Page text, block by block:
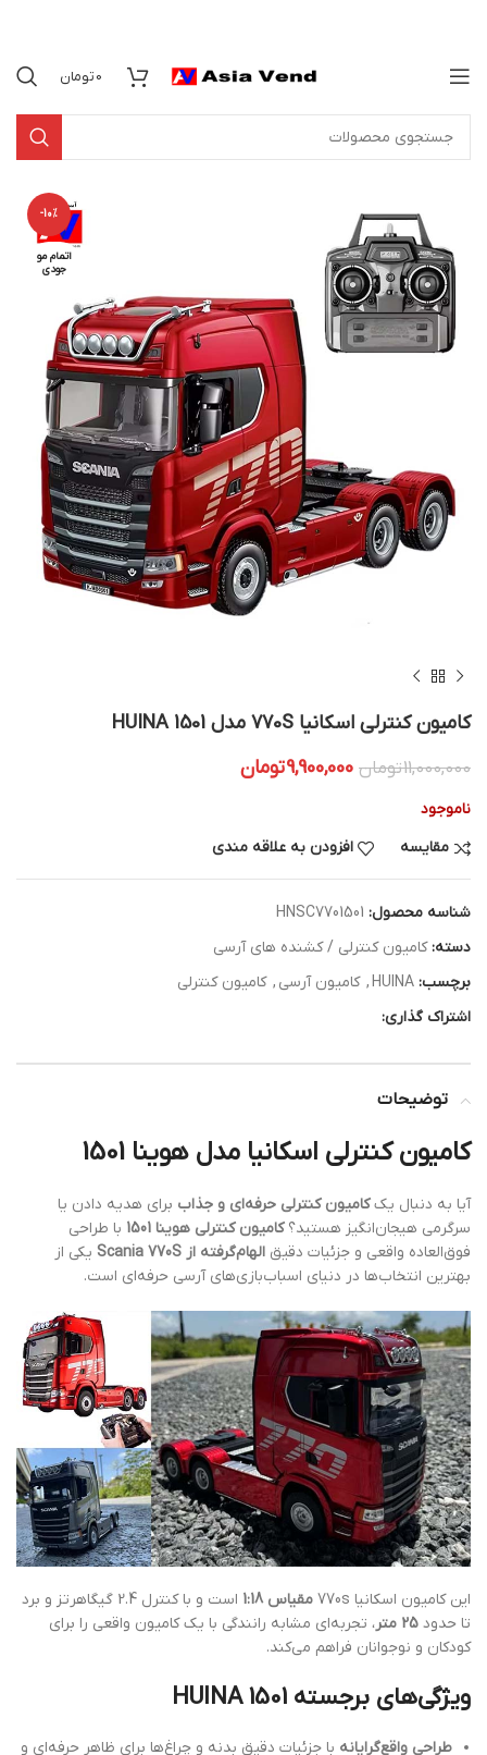
0تومان
-10%
اتمام مو
جودی
کامیون کنترلی اسکانیا 770S مدل HUINA 1501
11,000,000تومان 9,900,000تومان
ناموجود
مقایسه
افزودن به علاقه مندی
شناسه محصول: HNSC7701501
دسته: کامیون کنترلی / کشنده های آرسی
برچسب: HUINA
, کامیون آرسی , کامیون کنترلی
اشتراک گذاری:
توضیحات
کامیون کنترلی اسکانیا مدل هوینا 1501
آیا به دنبال یککامیون کنترلی حرفه‌ای و جذاب برای هدیه دادن یا
سرگرمی هیجان‌انگیز هستید؟کامیون کنترلی هوینا 1501
با طراحی
فوق‌العاده واقعی و جزئیات دقیق الهام‌گرفته از Scania 770S
یکی از
بهترین انتخاب‌ها در دنیای اسباب‌بازی‌های آرسی حرفه‌ای است.
این کامیون اسکانیا 770s مقیاس 1:18
است و با کنترل 2.4 گیگاهرتز و برد
تا حدود 25 متر
، تجربه‌ای مشابه رانندگی با یک کامیون واقعی را برای
کودکان و نوجوانان فراهم می‌کند.
ویژگی‌های برجسته HUINA 1501
طراحی واقع‌گرایانه با جزئیات دقیق بدنه و چراغ‌ها برای ظاهر حرفه‌ای و